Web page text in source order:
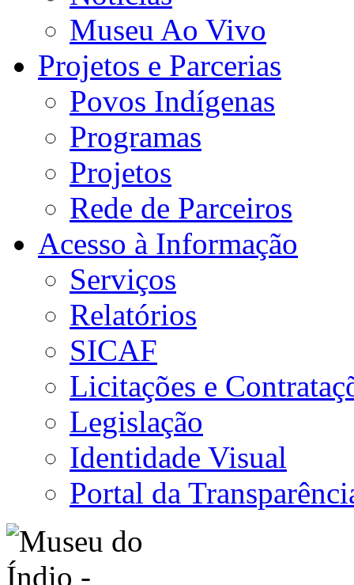
Museu Ao Vivo
Projetos e Parcerias
Povos Indígenas
Programas
Projetos
Rede de Parceiros
Acesso à Informação
Serviços
Relatórios
SICAF
Licitações e
Legislação
Identidade Visual
Portal da